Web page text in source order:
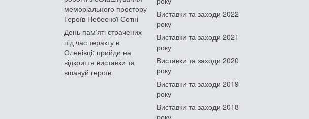
меморіального простору
Героїв Небесної Сотні
День памʼяті страчених
під час теракту в
Оленівці: прийди на
відкриття виставки та
вшануй героїв
Виставки та заходи 2022
року
Виставки та заходи 2021
року
Виставки та заходи 2020
року
Виставки та заходи 2019
року
Виставки та заходи 2018